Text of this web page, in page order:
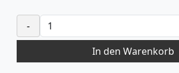
-
In den Warenkorb